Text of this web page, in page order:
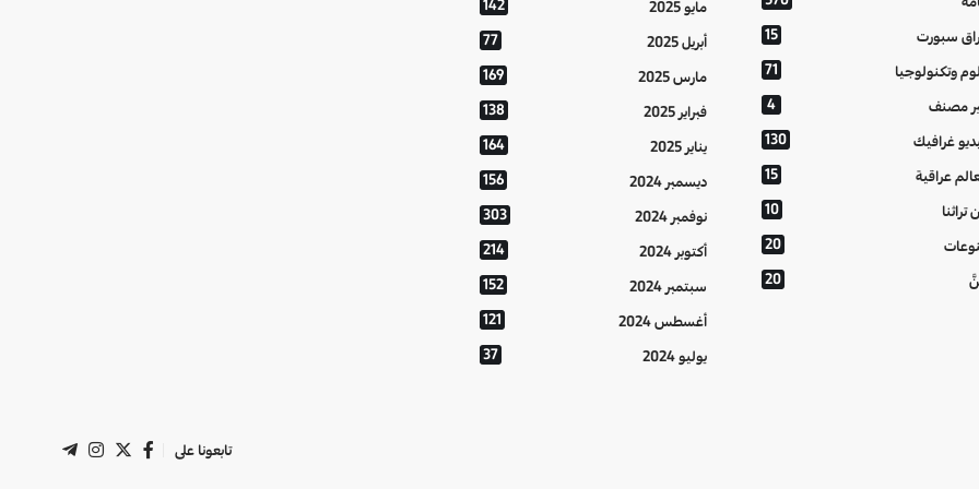
سبورت 15
وتكنولوجيا 71
مصنف 4
غرافيك 130
عراقية 15
تراثنا 10
20
20
مايو 2025 142
أبريل 2025 77
مارس 2025 169
فبراير 2025 138
يناير 2025 164
ديسمبر 2024 156
نوفمبر 2024 303
أكتوبر 2024 214
سبتمبر 2024 152
أغسطس 2024 121
يوليو 2024 37
تابعونا على